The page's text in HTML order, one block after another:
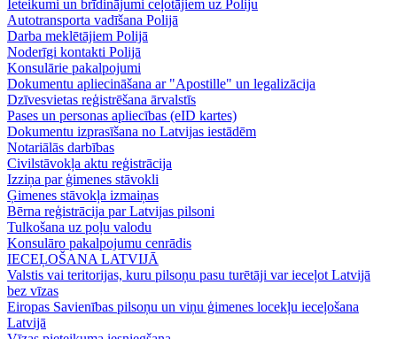
Ieteikumi un brīdinājumi ceļotājiem uz Poliju
Autotransporta vadīšana Polijā
Darba meklētājiem Polijā
Noderīgi kontakti Polijā
Konsulārie pakalpojumi
Dokumentu apliecināšana ar "Apostille" un legalizācija
Dzīvesvietas reģistrēšana ārvalstīs
Pases un personas apliecības (eID kartes)
Dokumentu izprasīšana no Latvijas iestādēm
Notariālās darbības
Civilstāvokļa aktu reģistrācija
Izziņa par ģimenes stāvokli
Ģimenes stāvokļa izmaiņas
Bērna reģistrācija par Latvijas pilsoni
Tulkošana uz poļu valodu
Konsulāro pakalpojumu cenrādis
IECEĻOŠANA LATVIJĀ
Valstis vai teritorijas, kuru pilsoņu pasu turētāji var ieceļot Latvijā
bez vīzas
Eiropas Savienības pilsoņu un viņu ģimenes locekļu ieceļošana
Latvijā